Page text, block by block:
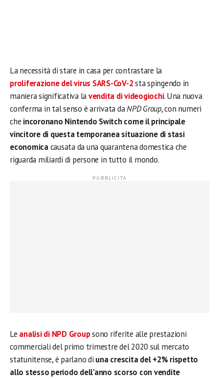
La necessità di stare in casa per contrastare la
proliferazione del virus SARS-CoV-2sta spingendo in
maniera significativa lavendita di videogiochi. Una nuova
conferma in tal senso è arrivata daNPD Group, con numeri
che incoronano Nintendo Switch come il principale
vincitore di questa temporanea situazione di stasi
economicacausata da una quarantena domestica che
riguarda miliardi di persone in tutto il mondo.
Le analisi di NPD Groupsono riferite alle prestazioni
commerciali del primo trimestre del 2020 sul mercato
statunitense, è parlano di una crescita del +2% rispetto
allo stesso periodo dell’anno scorso con vendite